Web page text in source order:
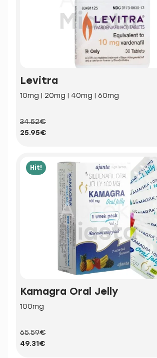
Levitra
10mg | 20mg | 40mg | 60mg
34.52€
25.95€
Hit!
Kamagra Oral Jelly
100mg
65.59€
49.31€